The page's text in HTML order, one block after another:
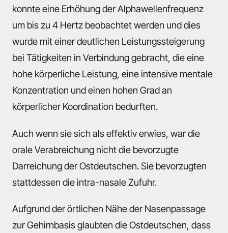
konnte eine Erhöhung der Alphawellenfrequenz
um bis zu 4 Hertz beobachtet werden und dies
wurde mit einer deutlichen Leistungssteigerung
bei Tätigkeiten in Verbindung gebracht, die eine
hohe körperliche Leistung, eine intensive mentale
Konzentration und einen hohen Grad an
körperlicher Koordination bedurften.
Auch wenn sie sich als effektiv erwies, war die
orale Verabreichung nicht die bevorzugte
Darreichung der Ostdeutschen. Sie bevorzugten
stattdessen die intra-nasale Zufuhr.
Aufgrund der örtlichen Nähe der Nasenpassage
zur Gehirnbasis glaubten die Ostdeutschen, dass